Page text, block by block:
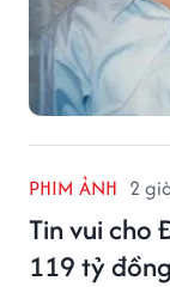
PHIM ẢNH 2
Tin vui cho
119 tỷ đồng